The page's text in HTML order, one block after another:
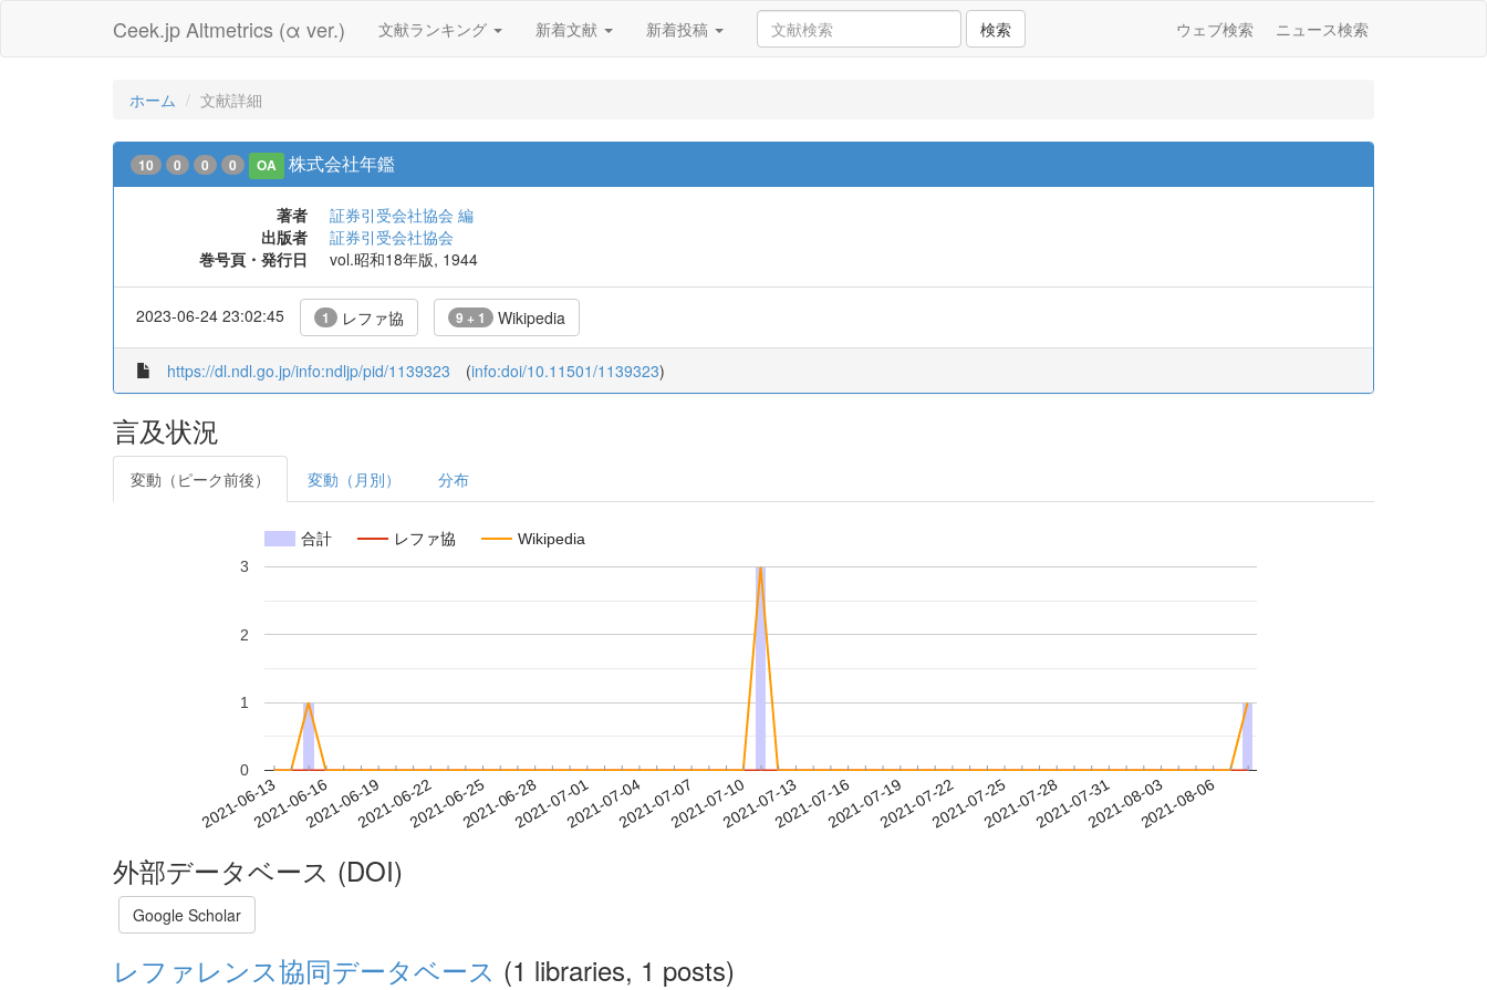
Ceek.jp Altmetrics (α ver.) 文献ランキング 新着文献 新着投稿 検索 ウェブ検索 ニュース検索
ホーム 文献詳細
10 0 0 0 OA 株式会社年鑑
著者
証券引受会社協会 編
出版者
証券引受会社協会
巻号頁・発行日
vol.昭和18年版, 1944
2023-06-24 23:02:45 1 レファ協 9 + 1 Wikipedia
https://dl.ndl.go.jp/info:ndljp/pid/1139323 (info:doi/10.11501/1139323)
言及状況
変動（ピーク前後） 変動（月別） 分布
合計 レファ協 Wikipedia
2021-06-132021-06-162021-06-192021-06-222021-06-252021-06-282021-07-012021-07-042021-07-072021-07-102021-07-132021-07-162021-07-192021-07-222021-07-252021-07-282021-07-312021-08-032021-08-06
0
1
2
3
外部データベース (DOI)
Google Scholar
レファレンス協同データベース (1 libraries, 1 posts)